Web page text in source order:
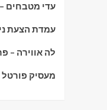
עדי מטבחים
עמדת הצעת
לה אווירה –
מעסיק פורטל